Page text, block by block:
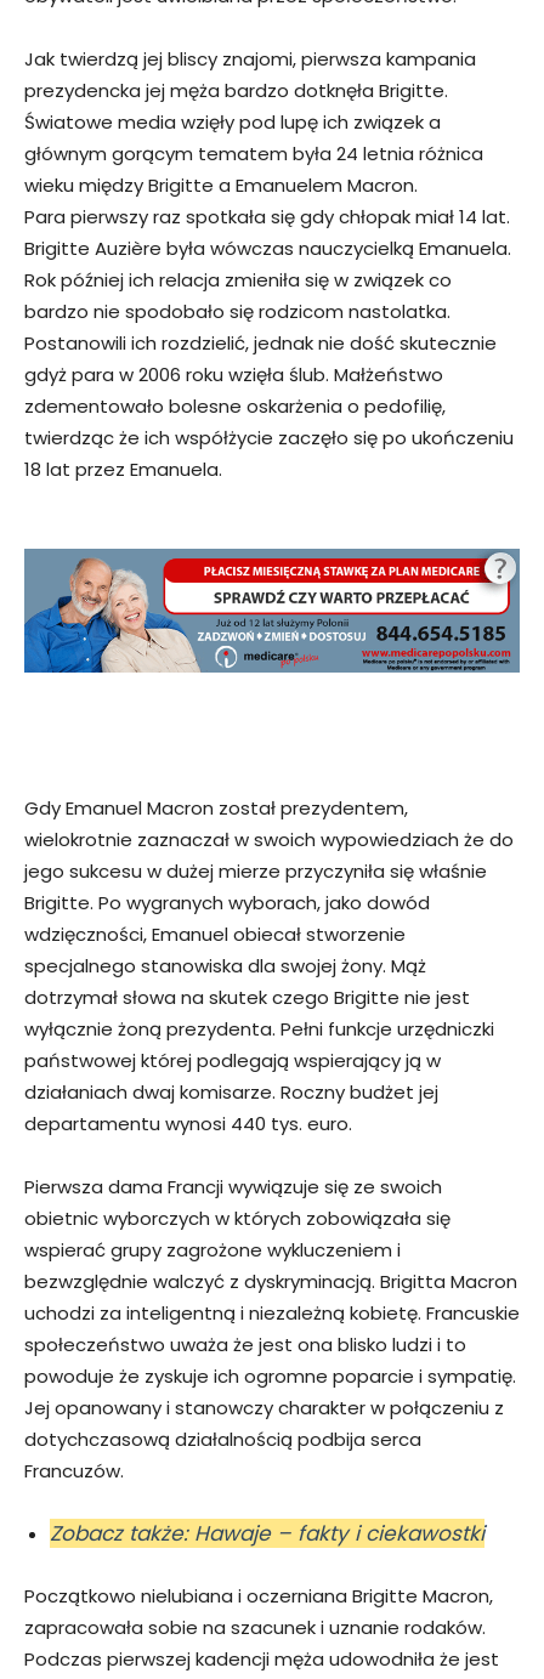
Jak twierdzą jej bliscy znajomi, pierwsza kampania
prezydencka jej męża bardzo dotknęła Brigitte.
Światowe media wzięły pod lupę ich związek a
głównym gorącym tematem była 24 letnia różnica
wieku między Brigitte a Emanuelem Macron.
Para pierwszy raz spotkała się gdy chłopak miał 14 lat.
Brigitte Auzière była wówczas nauczycielką Emanuela.
Rok później ich relacja zmieniła się w związek co
bardzo nie spodobało się rodzicom nastolatka.
Postanowili ich rozdzielić, jednak nie dość skutecznie
gdyż para w 2006 roku wzięła ślub. Małżeństwo
zdementowało bolesne oskarżenia o pedofilię,
twierdząc że ich współżycie zaczęło się po ukończeniu
18 lat przez Emanuela.
Gdy Emanuel Macron został prezydentem,
wielokrotnie zaznaczał w swoich wypowiedziach że do
jego sukcesu w dużej mierze przyczyniła się właśnie
Brigitte. Po wygranych wyborach, jako dowód
wdzięczności, Emanuel obiecał stworzenie
specjalnego stanowiska dla swojej żony. Mąż
dotrzymał słowa na skutek czego Brigitte nie jest
wyłącznie żoną prezydenta. Pełni funkcje urzędniczki
państwowej której podlegają wspierający ją w
działaniach dwaj komisarze. Roczny budżet jej
departamentu wynosi 440 tys. euro.
Pierwsza dama Francji wywiązuje się ze swoich
obietnic wyborczych w których zobowiązała się
wspierać grupy zagrożone wykluczeniem i
bezwzględnie walczyć z dyskryminacją. Brigitta Macron
uchodzi za inteligentną i niezależną kobietę. Francuskie
społeczeństwo uważa że jest ona blisko ludzi i to
powoduje że zyskuje ich ogromne poparcie i sympatię.
Jej opanowany i stanowczy charakter w połączeniu z
dotychczasową działalnością podbija serca
Francuzów.
Zobacz także: Hawaje – fakty i ciekawostki
Początkowo nielubiana i oczerniana Brigitte Macron,
zapracowała sobie na szacunek i uznanie rodaków.
Podczas pierwszej kadencji męża udowodniła że jest